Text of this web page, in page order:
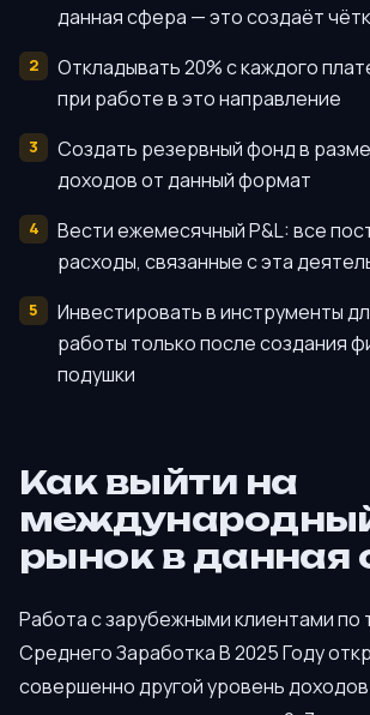
данная сфера — это создаёт
Откладывать 20% с каждого
при работе в это направление
Создать резервный фонд в
доходов от данный формат
Вести ежемесячный P&L: все
расходы, связанные с эта
Инвестировать в инструменты
работы только после создания
подушки
Как выйти на
рынок в данная
Работа с зарубежными клиентами по
Среднего Заработка В 2025 Году
совершенно другой уровень